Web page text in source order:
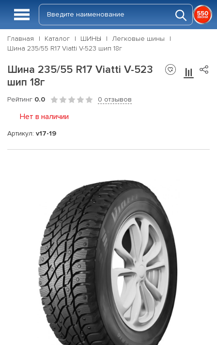
Главная Каталог ШИНЫ
Легковые шины
Шина 235/55 R17 Viatti V-523 шип 18г
Шина 235/55 R17 Viatti V-523
шип 18г
Рейтинг 0.0 0 отзывов
Нет в наличии
Артикул: v17-19